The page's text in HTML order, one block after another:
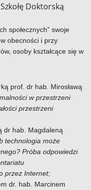
Doktorską
społecznych” swoje
obecności i przy
osoby kształcące się w
prof. dr hab. Mirosławą
w przestrzeni
przestrzeni
dr hab. Magdaleną
technologia może
Próba odpowiedzi
przez Internet;
dr. hab. Marcinem